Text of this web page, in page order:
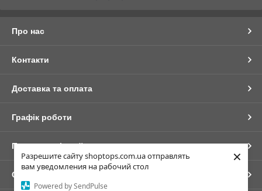
Разрешите сайту shoptops.com.ua отправлять
вам уведомления на рабочий стол
Powered by SendPulse
×
Про нас
Контакти
Доставка та оплата
Графік роботи
Повна версія сайту
Сайт створено на маркетплейсі